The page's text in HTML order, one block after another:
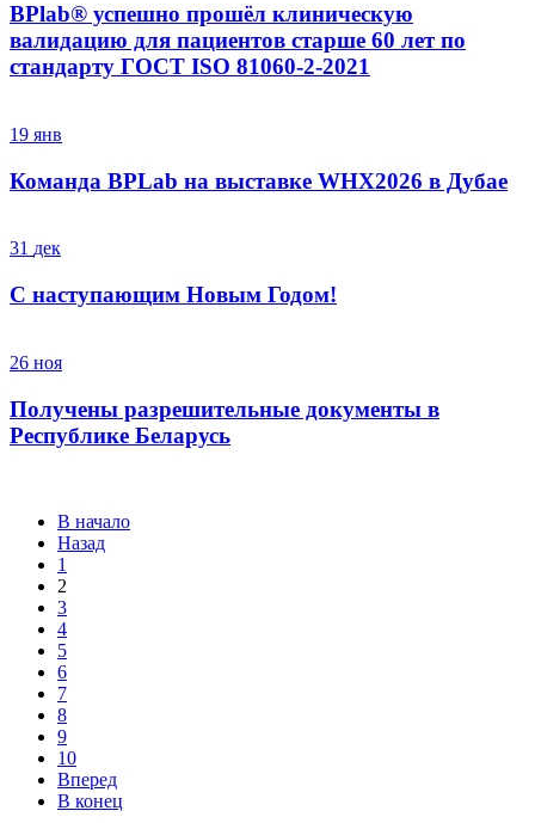
BPlab® успешно прошёл клиническую
валидацию для пациентов старше 60 лет по
стандарту ГОСТ ISO 81060-2-2021
19 янв
Команда BPLab на выставке WHX2026 в Дубае
31 дек
С наступающим Новым Годом!
26 ноя
Получены разрешительные документы в
Республике Беларусь
В начало
Назад
1
2
3
4
5
6
7
8
9
10
Вперед
В конец